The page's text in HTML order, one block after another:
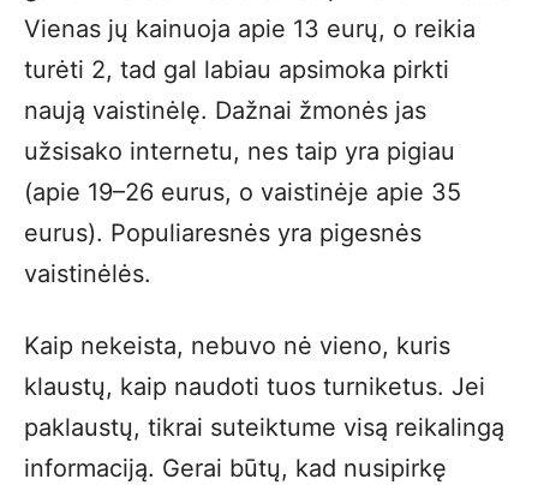
Vienas jų kainuoja apie 13 eurų, o reikia
turėti 2, tad gal labiau apsimoka pirkti
naują vaistinėlę. Dažnai žmonės jas
užsisako internetu, nes taip yra pigiau
(apie 19–26 eurus, o vaistinėje apie 35
eurus). Populiaresnės yra pigesnės
vaistinėlės.
Kaip nekeista, nebuvo nė vieno, kuris
klaustų, kaip naudoti tuos turniketus. Jei
paklaustų, tikrai suteiktume visą reikalingą
informaciją. Gerai būtų, kad nusipirkę